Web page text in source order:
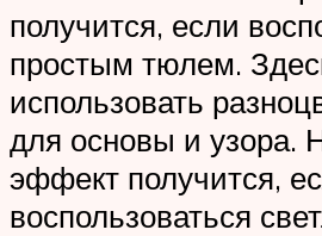
получится, если
простым тюлем.
использовать
для основы и узора.
эффект получится,
воспользоваться